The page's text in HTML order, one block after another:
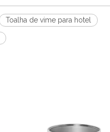
Toalha de vime para hotel